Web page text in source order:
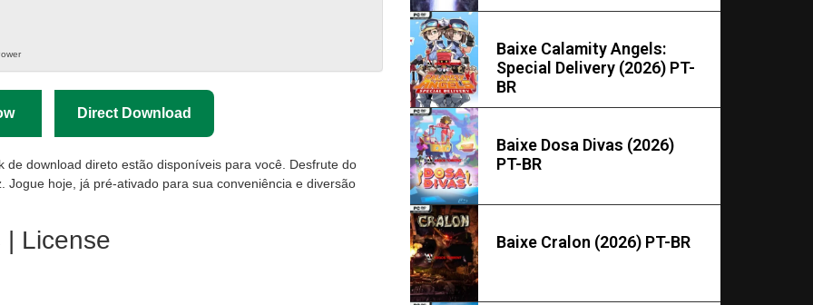
Direct Download
de download direto estão disponíveis para você. Desfrute do
hoje, já pré-ativado para sua conveniência e diversão
| License
Baixe Calamity Angels:
Special Delivery (2026) PT-
BR
Baixe Dosa Divas (2026)
PT-BR
Baixe Cralon (2026) PT-BR